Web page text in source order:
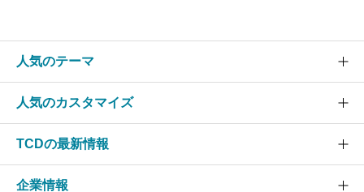
人気のテーマ
SOLARIS
NANO
人気のカスタマイズ
グローバルメニュー
TCDの最新情報
TCDニュース
企業情報